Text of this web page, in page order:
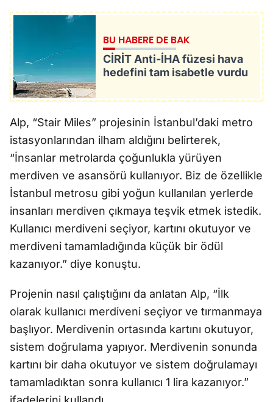
BU HABERE DE BAK
CİRİT Anti-İHA füzesi hava
hedefini tam isabetle vurdu
Alp, “Stair Miles” projesinin İstanbul’daki metro
istasyonlarından ilham aldığını belirterek,
“İnsanlar metrolarda çoğunlukla yürüyen
merdiven ve asansörü kullanıyor. Biz de özellikle
İstanbul metrosu gibi yoğun kullanılan yerlerde
insanları merdiven çıkmaya teşvik etmek istedik.
Kullanıcı merdiveni seçiyor, kartını okutuyor ve
merdiveni tamamladığında küçük bir ödül
kazanıyor.” diye konuştu.
Projenin nasıl çalıştığını da anlatan Alp, “İlk
olarak kullanıcı merdiveni seçiyor ve tırmanmaya
başlıyor. Merdivenin ortasında kartını okutuyor,
sistem doğrulama yapıyor. Merdivenin sonunda
kartını bir daha okutuyor ve sistem doğrulamayı
tamamladıktan sonra kullanıcı 1 lira kazanıyor.”